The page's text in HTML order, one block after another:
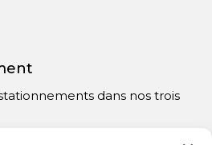
dans nos trois